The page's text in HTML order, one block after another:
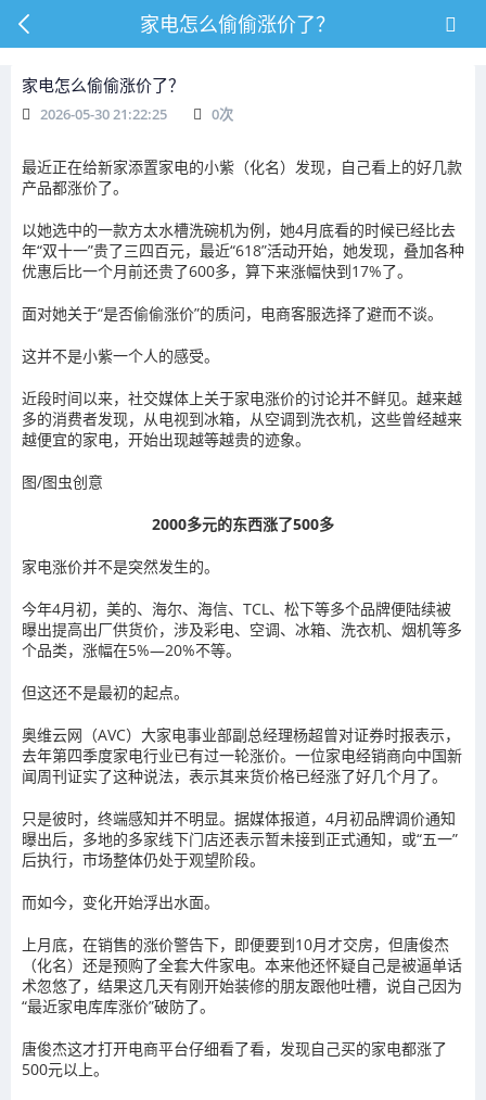
家电怎么偷偷涨价了？
家电怎么偷偷涨价了？
2026-05-30 21:22:25 0次
最近正在给新家添置家电的小紫（化名）发现，自己看上的好几款
产品都涨价了。
以她选中的一款方太水槽洗碗机为例，她4月底看的时候已经比去
年“双十一”贵了三四百元，最近“618”活动开始，她发现，叠加各种
优惠后比一个月前还贵了600多，算下来涨幅快到17%了。
面对她关于“是否偷偷涨价”的质问，电商客服选择了避而不谈。
这并不是小紫一个人的感受。
近段时间以来，社交媒体上关于家电涨价的讨论并不鲜见。越来越
多的消费者发现，从电视到冰箱，从空调到洗衣机，这些曾经越来
越便宜的家电，开始出现越等越贵的迹象。
图/图虫创意
2000多元的东西涨了500多
家电涨价并不是突然发生的。
今年4月初，美的、海尔、海信、TCL、松下等多个品牌便陆续被
曝出提高出厂供货价，涉及彩电、空调、冰箱、洗衣机、烟机等多
个品类，涨幅在5%—20%不等。
但这还不是最初的起点。
奥维云网（AVC）大家电事业部副总经理杨超曾对证券时报表示，
去年第四季度家电行业已有过一轮涨价。一位家电经销商向中国新
闻周刊证实了这种说法，表示其来货价格已经涨了好几个月了。
只是彼时，终端感知并不明显。据媒体报道，4月初品牌调价通知
曝出后，多地的多家线下门店还表示暂未接到正式通知，或“五一”
后执行，市场整体仍处于观望阶段。
而如今，变化开始浮出水面。
上月底，在销售的涨价警告下，即便要到10月才交房，但唐俊杰
（化名）还是预购了全套大件家电。本来他还怀疑自己是被逼单话
术忽悠了，结果这几天有刚开始装修的朋友跟他吐槽，说自己因为
“最近家电库库涨价”破防了。
唐俊杰这才打开电商平台仔细看了看，发现自己买的家电都涨了
500元以上。